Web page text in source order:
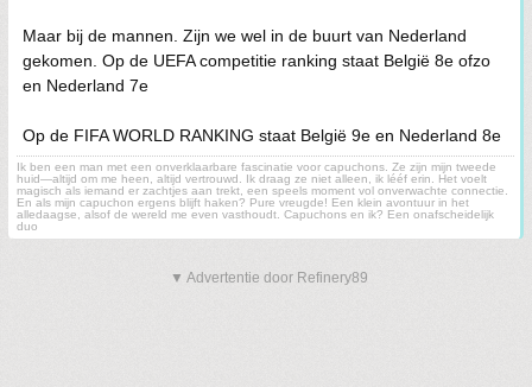
Maar bij de mannen. Zijn we wel in de buurt van Nederland
gekomen. Op de UEFA competitie ranking staat België 8e ofzo
en Nederland 7e
Op de FIFA WORLD RANKING staat België 9e en Nederland 8e
Ik ben een man met een onverklaarbare fascinatie voor capuchons. Ze zijn mijn tweede
huid—altijd om me heen, altijd vertrouwd. Ik draag ze niet alleen, ik lééf erin. Het voelt
magisch als iemand er zachtjes aan trekt, een speels moment vol onverwachte connectie.
En als mijn capuchon ergens blijft haken? Pure vreugde! Een klein avontuur in het
alledaagse, alsof de wereld me even vasthoudt. Capuchons en ik? Een onafscheidelijk
duo
▼ Advertentie door Refinery89